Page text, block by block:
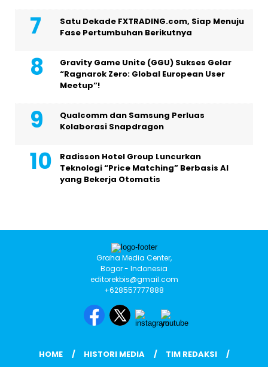
Satu Dekade FXTRADING.com, Siap Menuju
Fase Pertumbuhan Berikutnya
Gravity Game Unite (GGU) Sukses Gelar
“Ragnarok Zero: Global European User
Meetup”!
Qualcomm dan Samsung Perluas
Kolaborasi Snapdragon
Radisson Hotel Group Luncurkan
Teknologi “Price Matching” Berbasis AI
yang Bekerja Otomatis
Graha Media Center,
Bogor - Indonesia
editorekbis@gmail.com
+628557777888
HOME HISTORI MEDIA
TIM REDAKSI